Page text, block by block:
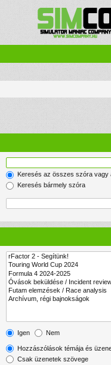
Keresés az összes szóra vagy
Keresés bármely szóra
Igen Nem
Hozzászólások témája és
Csak üzenetek szövege